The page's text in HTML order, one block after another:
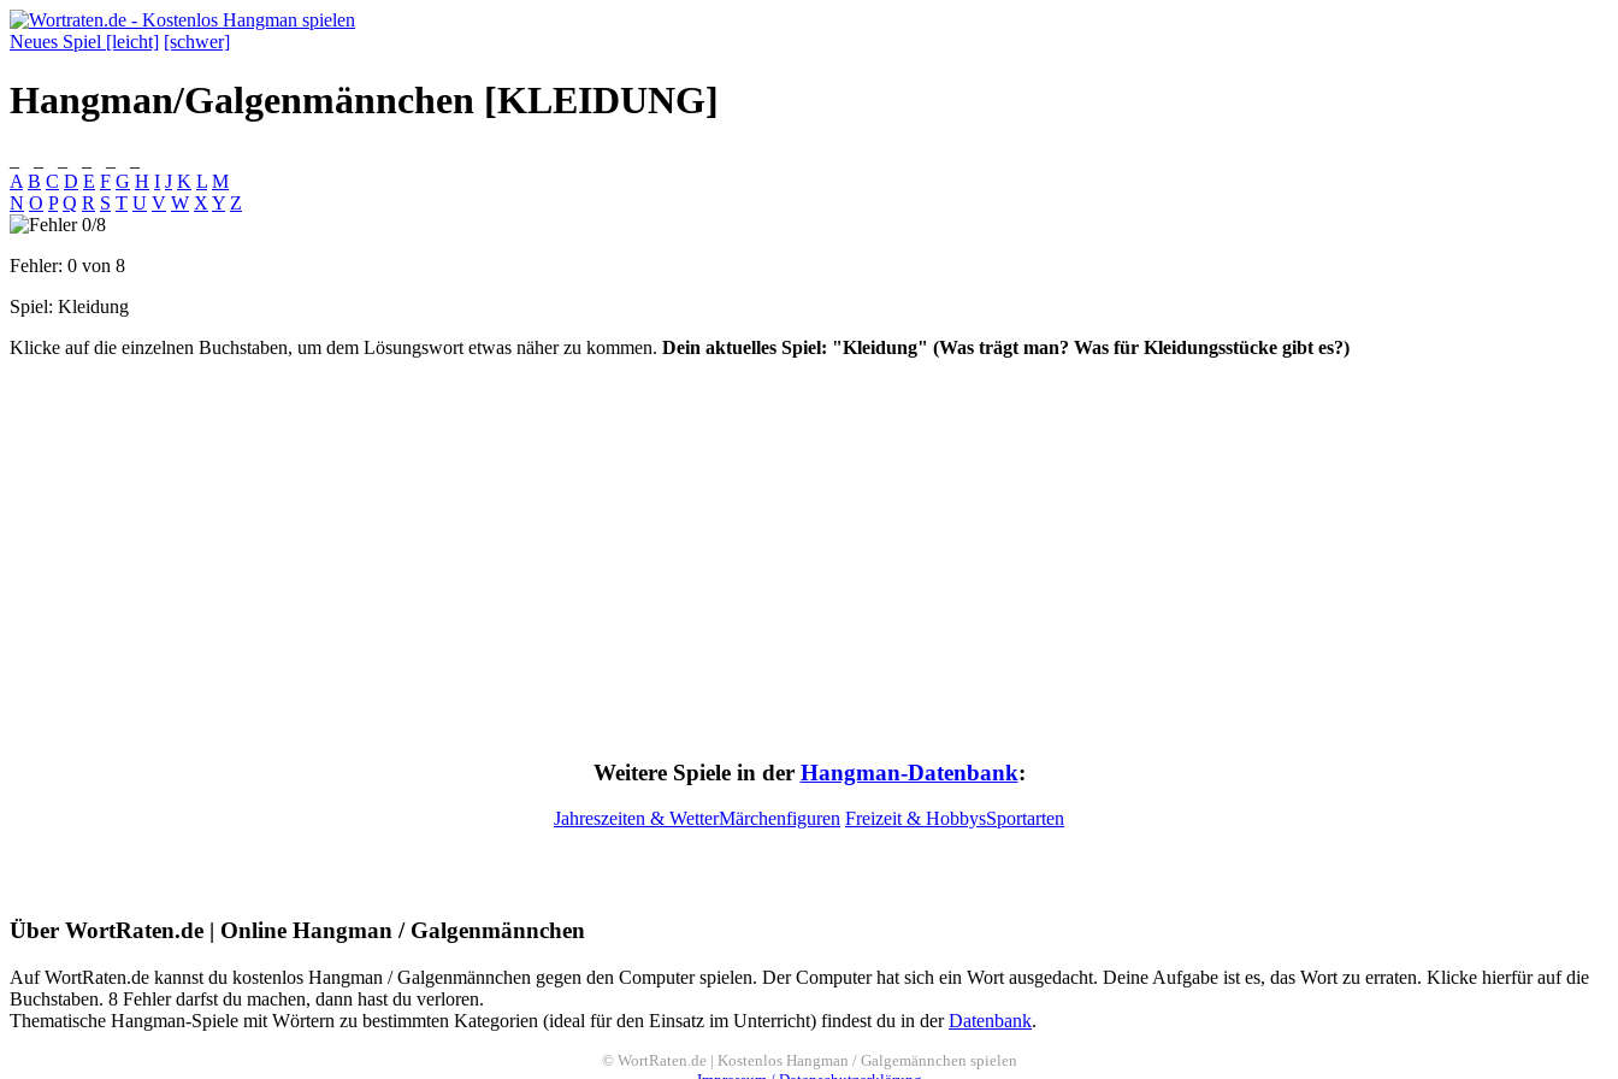
Neues Spiel [leicht] [schwer]
Hangman/Galgenmännchen [KLEIDUNG]
A B C D E F G H I J K L M
N O P Q R S T U V W X Y Z
Fehler: 0 von 8
Spiel: Kleidung
Klicke auf die einzelnen Buchstaben, um dem Lösungswort etwas näher zu kommen. Dein aktuelles Spiel: "Kleidung" (Was trägt man? Was für Kleidungsstücke gibt es?)
Weitere Spiele in der Hangman-Datenbank:
Jahreszeiten & WetterMärchenfiguren Freizeit & HobbysSportarten
Über WortRaten.de | Online Hangman / Galgenmännchen
Auf WortRaten.de kannst du kostenlos Hangman / Galgenmännchen gegen den Computer spielen. Der Computer hat sich ein Wort ausgedacht. Deine Aufgabe ist es, das Wort zu erraten. Klicke hierfür auf die
Buchstaben. 8 Fehler darfst du machen, dann hast du verloren.
Thematische Hangman-Spiele mit Wörtern zu bestimmten Kategorien (ideal für den Einsatz im Unterricht) findest du in derDatenbank.
© WortRaten.de | Kostenlos Hangman / Galgemännchen spielen